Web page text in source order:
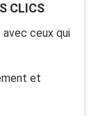
CLICS
ceux qui
et